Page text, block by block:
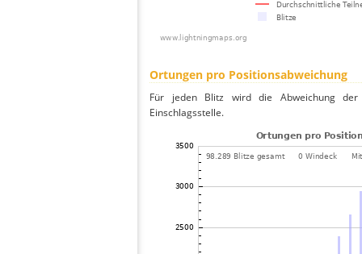
Ortungen pro Positionsabweichung
Für jeden Blitz wird die Abweichung
Einschlagsstelle.